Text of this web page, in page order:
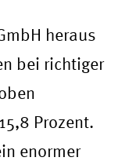
heraus
bei richtiger
Prozent.
enormer